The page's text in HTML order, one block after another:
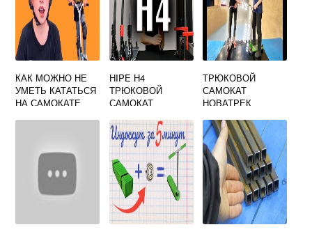
КАК МОЖНО НЕ
УМЕТЬ КАТАТЬСЯ
НА САМОКАТЕ
HIPE H4
ТРЮКОВОЙ
САМОКАТ
ТРЮКОВОЙ
САМОКАТ
НОВАТРЕК